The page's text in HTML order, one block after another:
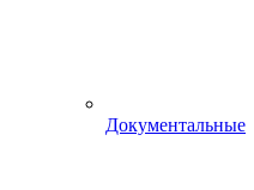
Документальные